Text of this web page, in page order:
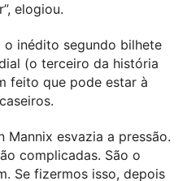
elogiou.
inédito segundo bilhete
(o terceiro da história
feito que pode estar à
Mannix esvazia a pressão.
complicadas. São o
Se fizermos isso, depois